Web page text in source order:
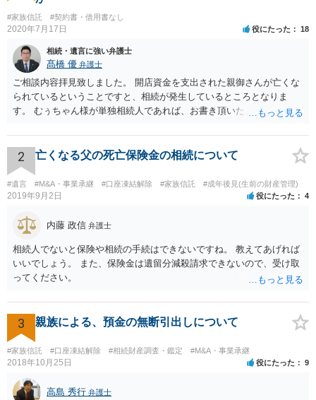
#家族信託 #契約書・借用書なし
2020年7月17日 役にたった 18
相続・遺言に強い弁護士
髙橋 優 弁護士
ご相談内容拝見致しました。 開店資金を支出された親御さんが亡くな
られているということですと、相続が発生しているところとなりま
す。 むぅちゃん様が単独相続人であれば、お書き頂いたような方法で
相続人おられるということであれば、他の相続人との協議が必要とな
るところです。 また、当該点とは別にご主人から貸付ではなく贈与で
あると主張される可能性がございます。 その場合には、貸付であるこ
とを伺わせる事情をどれだけ積み重ねることが出来るか、というとこ
ろとなります。 返済の事実や、返済を約束するメール等です。 金額の
おく方が宜しいかと思います。 緊急という訳ではないかと思います
が、事前準備が早い方が有効な手段が増える傾向にありますので、早
目に弁護士を入れられることを御検討頂くと良いかと思います。
2 亡くなる父の死亡保険金の相続について
#遺言 #M&A・事業承継 #口座凍結解除 #家族信託 #成年後見(生前の財産管理)
2019年9月2日 役にたった 4
内藤 政信 弁護士
相続人でないと保険や相続の手続はできないですね。 教えてあげれば
いいでしょう。 また、保険金は遺留分減殺請求できないので、受け取
ってください。
3 親族による、預金の無断引出しについて
#家族信託 #口座凍結解除 #相続財産調査・鑑定 #M&A・事業承継
2018年10月25日 役にたった 9
高島 秀行 弁護士